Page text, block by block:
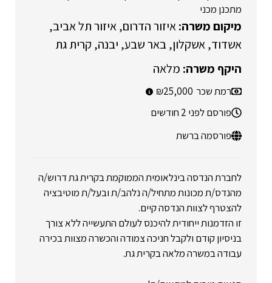
מתכנן מכני
איזור הדרום איזור תל אביב
אשדוד אשקלון באר שבע יבנה קרית גת
מלאה
רמת שכר 25,000
פורסם לפני 2 חודשים
פורסמה ברשת
לחברת הנדסה בינלאומית הממוקמת בקרית גת דרוש/ה
מהנדס/ת מכונות מתחיל/ה נלהב/ת ובעל/ת מוטיבציה
להצטרף לצוות הנדסה קיים.
זו הזדמנות ייחודית להיכנס לעולם התעשייה ללא צורך
בניסיון קודם ולקבל חניכה צמודה והכשרה מצוות בכירה
עבודה במשרה מלאה בקרית גת.